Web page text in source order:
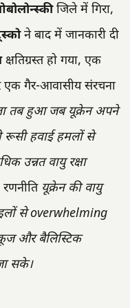
जिले में गिरा,
ने बाद में जानकारी दी
क्षतिग्रस्त हो गया, एक
गैर-आवासीय संरचना
तब हुआ जब यूक्रेन अपने
रूसी हवाई हमलों से
उन्नत वायु रक्षा
यूक्रेन की वायु
से overwhelming
और बैलिस्टिक
सके।